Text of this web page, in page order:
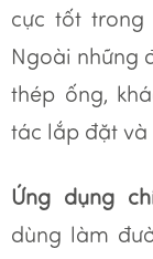
cực tốt trong
Ngoài những
thép ống,
tác lắp đặt và
Ứng dụng
dùng làm